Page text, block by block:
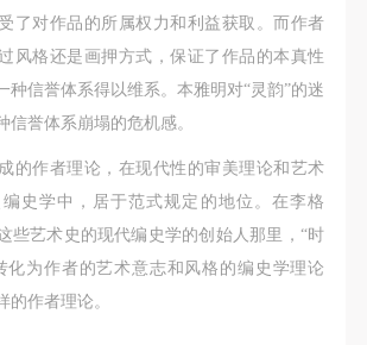
了对作品的所属权力和利益获取。而作者
风格还是画押方式，保证了作品的本真性
种信誉体系得以维系。本雅明对“灵韵”的迷
信誉体系崩塌的危机感。
的作者理论，在现代性的审美理论和艺术
史学中，居于范式规定的地位。在李格
些艺术史的现代编史学的创始人那里，“时
化为作者的艺术意志和风格的编史学理论
的作者理论。